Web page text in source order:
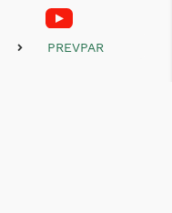
PREVPAR